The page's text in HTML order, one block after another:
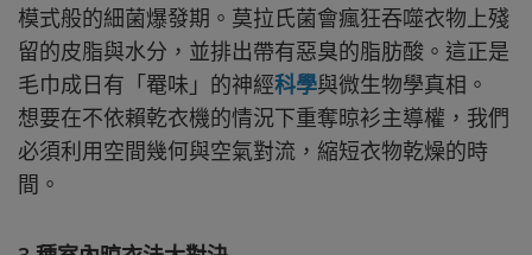
模式般的細菌爆發期。莫拉氏菌會瘋狂吞噬衣物上殘
留的皮脂與水分，並排出帶有惡臭的脂肪酸。這正是
毛巾成日有「罨味」的神經科學與微生物學真相。
想要在不依賴乾衣機的情況下重奪晾衫主導權，我們
必須利用空間幾何與空氣對流，縮短衣物乾燥的時
間。